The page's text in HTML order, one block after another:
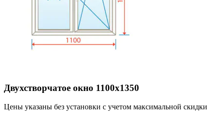
Двухстворчатое окно 1100х1350
Цены указаны без установки с учетом максимальной скидки